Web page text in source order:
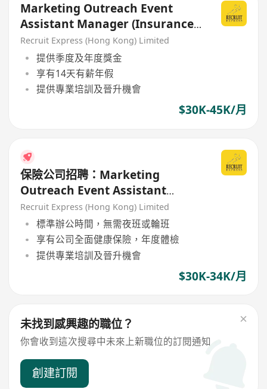
Marketing Outreach Event
Assistant Manager (Insurance
Company)
Recruit Express (Hong Kong) Limited
提供季度及年度獎金
享有14天有薪年假
提供專業培訓及晉升機會
$30K-45K/月
保險公司招聘：Marketing
Outreach Event Assistant
Manager 知名保險公司 – 市場推廣
及外展活動團隊
Recruit Express (Hong Kong) Limited
標準辦公時間，無需夜班或輪班
享有公司全面健康保險，年度體檢
提供專業培訓及晉升機會
$30K-34K/月
未找到感興趣的職位？
你會收到這次搜尋中未來上新職位的訂閱通知
創建訂閱